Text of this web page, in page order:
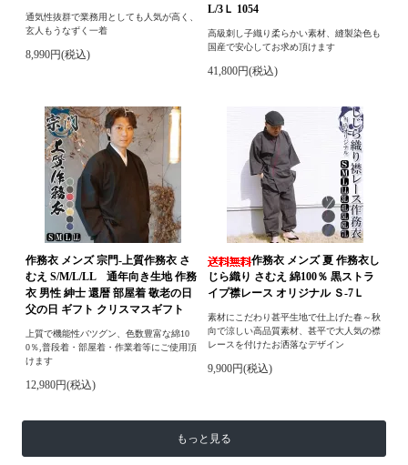
通気性抜群で業務用としても人気が高く、
玄人もうなずく一着
8,990円(税込)
L/3Ｌ 1054
高級刺し子織り柔らかい素材、縫製染色も
国産で安心してお求め頂けます
41,800円(税込)
作務衣 メンズ 宗門-上質作務衣 さ
むえ S/M/L/LL 通年向き生地 作務
衣 男性 紳士 還暦 部屋着 敬老の日
父の日 ギフト クリスマスギフト
上質で機能性バツグン、色数豊富な綿10
0％,普段着・部屋着・作業着等にご使用頂
けます
12,980円(税込)
作務衣 メンズ 夏 作務衣し
じら織り さむえ 綿100％ 黒ストラ
イプ襟レース オリジナル Ｓ-7Ｌ
素材にこだわり甚平生地で仕上げた春～秋
向で涼しい高品質素材、甚平で大人気の襟
レースを付けたお洒落なデザイン
9,900円(税込)
もっと見る